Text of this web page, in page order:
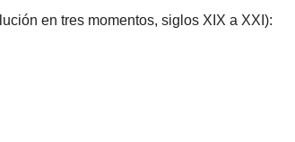
en tres momentos, siglos XIX a XXI):